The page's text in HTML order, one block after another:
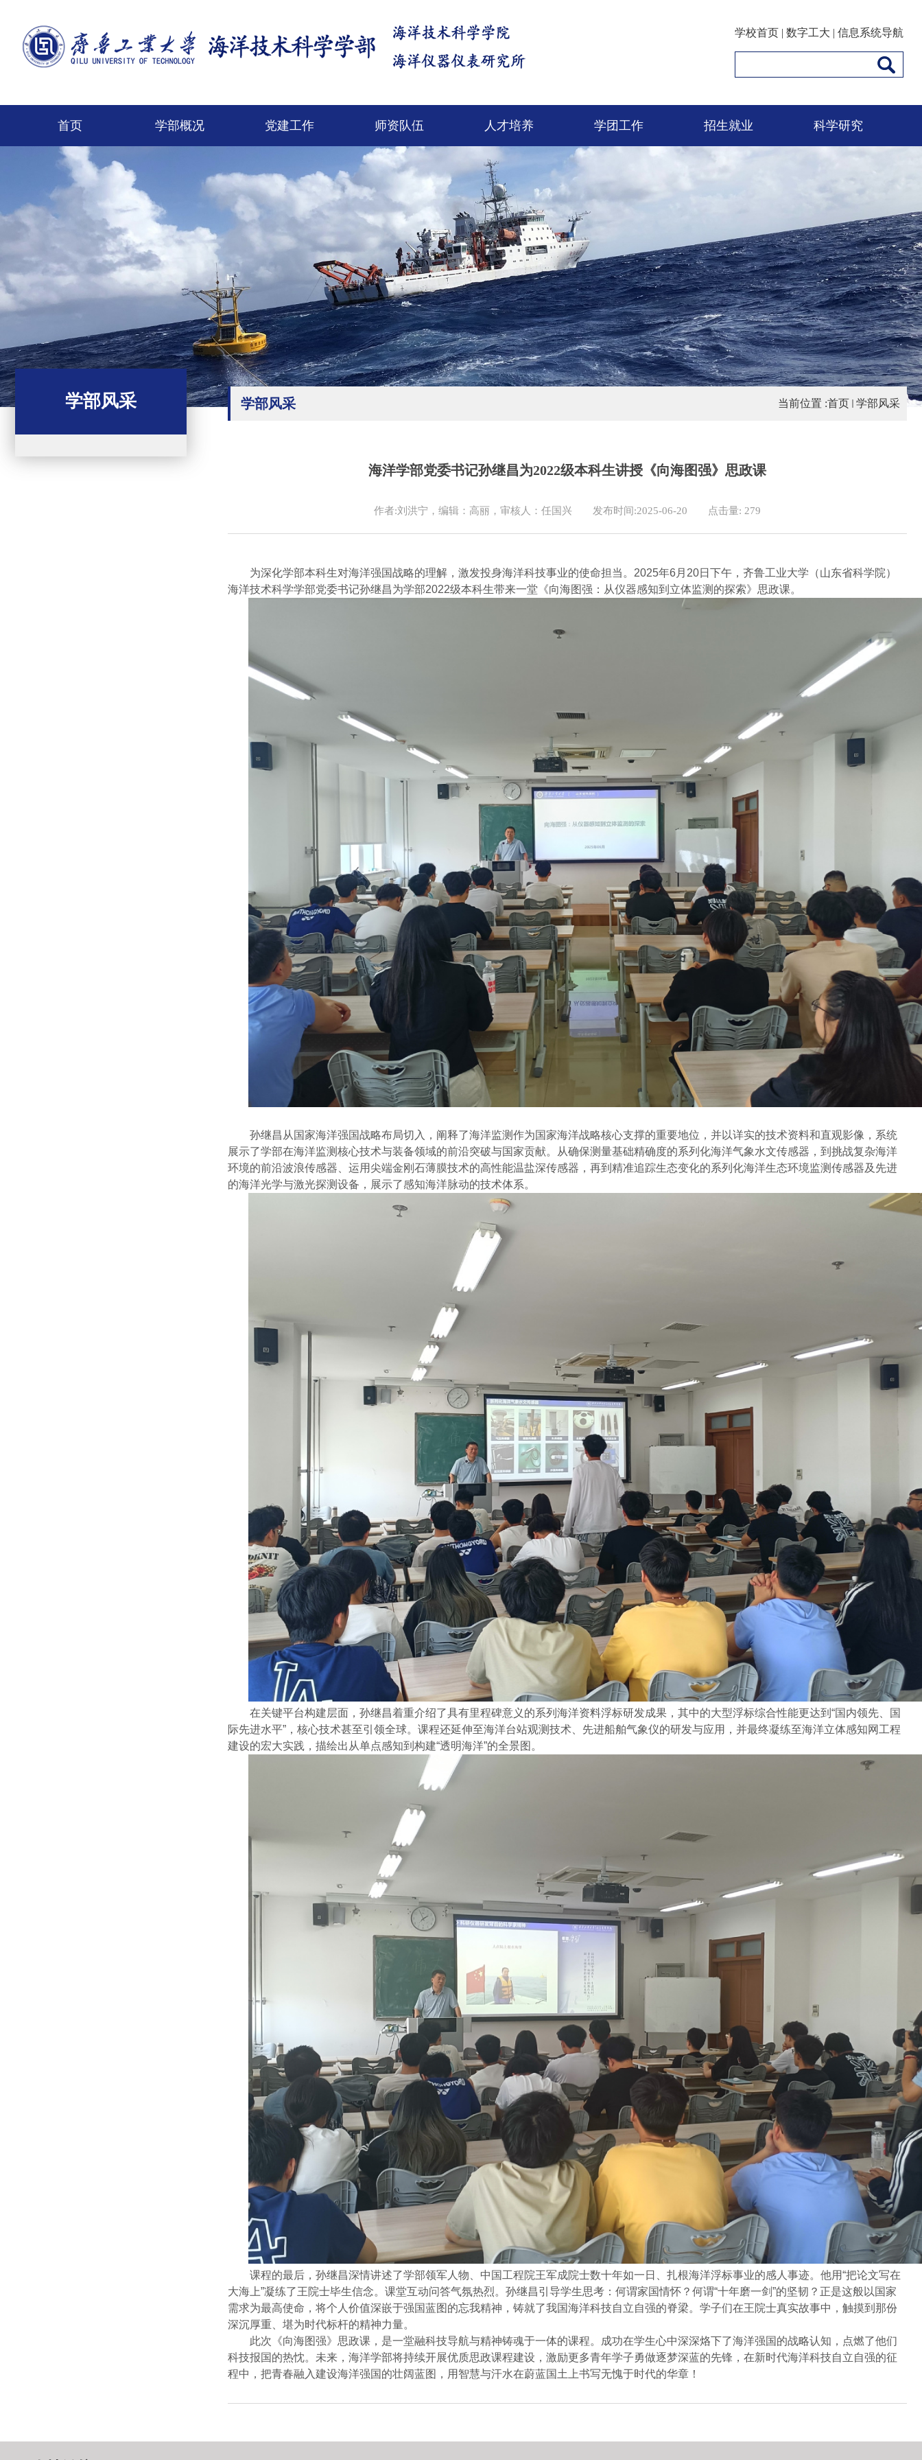
学校首页 | 数字工大 | 信息系统导航
首页 学部概况 党建工作 师资队伍 人才培养 学团工作 招生就业 科学研究
学部风采 学部风采 当前位置 :首页 学部风采
海洋学部党委书记孙继昌为2022级本科生讲授《向海图强》思政课
作者:刘洪宁，编辑：高丽，审核人：任国兴 发布时间:2025-06-20 点击量: 279
为深化学部本科生对海洋强国战略的理解，激发投身海洋科技事业的使命担当 。 2025年6月20日下午，齐鲁工业大学（山东省科学院）
海洋技术科学学部党委书记孙继昌为学部2022级本科生带来一堂《向海图强：从仪器感知到立体监测的探索》思政课。
孙继昌从国家海洋强国战略布局切入，阐释了海洋监测作为国家海洋战略核心支撑的重要地位， 并以详实的技术资料和直观影像，系统
展示了学部在海洋监测核心技术与装备领域的前沿突破与国家贡献。从确保测量基础精确度的系列化海洋气象水文传感器 ，到挑战复杂海洋
环境的前沿波浪传感器 、运用尖端金刚石薄膜技术的高性能温盐深传感器 ，再到精准追踪生态变化的系列化海洋生态环境监测传感器及先进
的海洋光学与激光探测设备 ，展示了感知海洋脉动的技术体系。
在关键平台构建层面， 孙继昌着重介绍了具有里程碑意义的系列海洋资料浮标研发成果 ， 其中的大型浮标综合性能更达到 “国内领先、国
际先进水平”，核心技术甚至引领全球。课程还延伸至海洋台站观测技术 、先进船舶气象仪的研发与应用，并最终凝练至海洋立体感知网工程
建设的宏大实践，描绘出从单点感知到构建“透明海洋”的全景图。
课程的最后，孙继昌深情讲述了学部领军人物、中国工程院王军成院士数十年如一日、扎根海洋浮标事业的感人事迹。他用“把论文写在
大海上”凝练了王院士毕生信念。 课堂互动问答气氛热烈。 孙继昌引导学生思考：何谓家国情怀？何谓“十年磨一剑”的坚韧？正是这般以国家
需求为最高使命，将个人价值深嵌于强国蓝图的忘我精神，铸就了我国海洋科技自立自强的脊梁。学子们在王院士真实故事中，触摸到那份
深沉厚重、堪为时代标杆的精神力量。
此次《向海图强》思政课，是一堂融科技导航与精神铸魂于一体的课程。成功在学生心中深深烙下了海洋强国的战略认知，点燃了他们
科技报国的热忱。未来，海洋学部将持续开展优质思政课程建设 ，激励更多青年学子勇做逐梦深蓝的先锋，在新时代海洋科技自立自强的征
程中，把青春融入建设海洋强国的壮阔蓝图，用智慧与汗水在蔚蓝国土上书写无愧于时代的华章！